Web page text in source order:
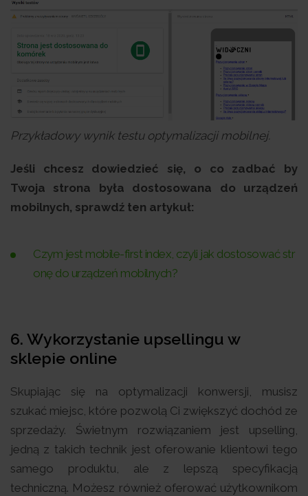
Przykładowy wynik testu optymalizacji mobilnej.
Jeśli chcesz dowiedzieć się, o co zadbać by
Twoja strona była dostosowana do urządzeń
mobilnych, sprawdź ten artykuł:
Czym jest mobile-first index, czyli jak dostosować str
onę do urządzeń mobilnych?
6. Wykorzystanie upsellingu w
sklepie online
Skupiając się na optymalizacji konwersji, musisz
szukać miejsc, które pozwolą Ci zwiększyć dochód ze
sprzedaży. Świetnym rozwiązaniem jest upselling,
jedną z takich technik jest oferowanie klientowi tego
samego produktu, ale z lepszą specyfikacją
techniczną. Możesz również oferować użytkownikom